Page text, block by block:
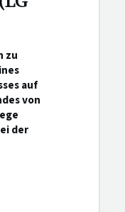
zu
auf
von
der